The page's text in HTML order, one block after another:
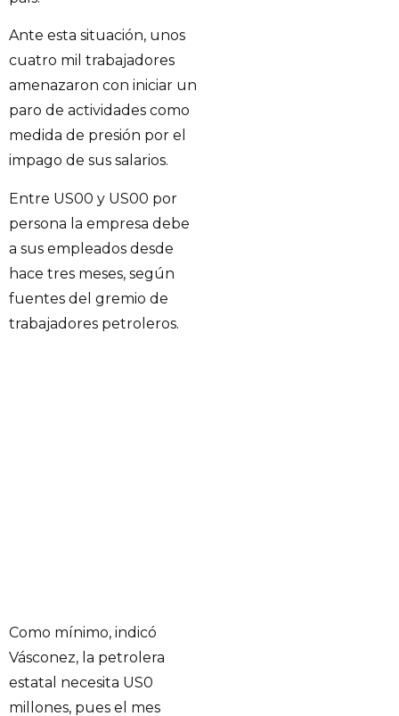
Ante esta situación, unos
cuatro mil trabajadores
amenazaron con iniciar un
paro de actividades como
medida de presión por el
impago de sus salarios.
Entre US00 y US00 por
persona la empresa debe
a sus empleados desde
hace tres meses, según
fuentes del gremio de
trabajadores petroleros.
Como mínimo, indicó
Vásconez, la petrolera
estatal necesita US0
millones, pues el mes